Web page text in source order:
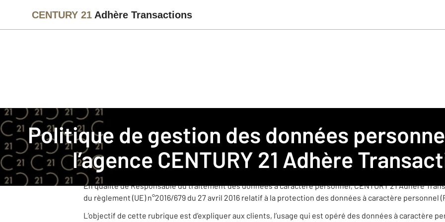
CENTURY 21 Adhère Transactions
Politique de gestion des données personnelles pour
l’agence CENTURY 21 Adhère
Immobilier Politique de gestion des données personnelles pour l’agence CENTURY 21 Adhère Transactions
CENTURY 21 Adhère Transactions est une agence immobilière franchisée membre du réseau de
Cette agence, juridiquement et financièrement indépendante est amenée à collecter et traiter des
dans le cadre de ses activités.
En qualité de Responsable du traitement des données à caractère personnel, CENTURY 21 Adhère
du règlement (UE) n°2016/679 du 27 avril 2016 relatif à la protection des données à caractère personnel
L’objectif de cette rubrique est d’expliquer aux clients, l’usage qui est opéré des données à caractère